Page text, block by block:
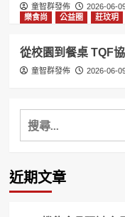
童智群發佈
2026-06-
樂食尚
公益圈 莊玟玥
從校園到餐桌 TQF
童智群發佈 2026-06-
搜
尋
鍵
字:
近期文章